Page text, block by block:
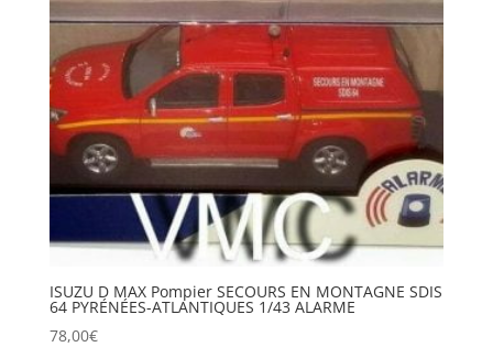
ISUZU D MAX Pompier SECOURS EN MONTAGNE SDIS
64 PYRÉNÉES-ATLANTIQUES 1/43 ALARME
78,00€